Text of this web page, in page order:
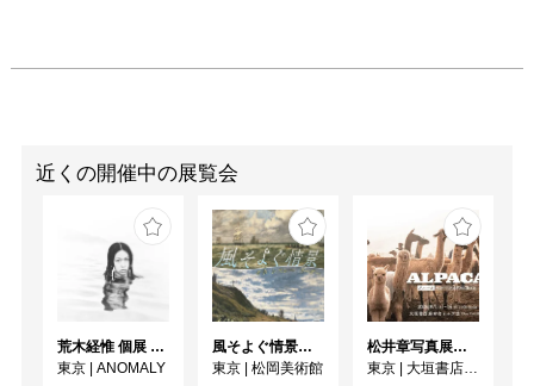
近くの開催中の展覧会
荒木経惟 個展 アラーキー「愛の皮膜」
東京
ANOMALY
風そよぐ情景 ヴィクトリア朝絵画・フランス印象派
東京
松岡美術館
松井章写真展「アルパカ ～ペルー・アンデスに生きる～」
東京
大垣書店麻布台ヒルズ店 Ehon GALLERY